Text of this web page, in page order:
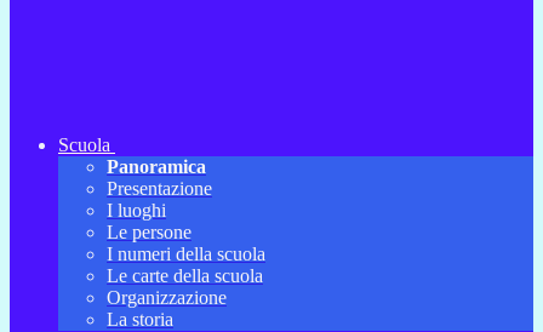
Scuola
Panoramica
Presentazione
I luoghi
Le persone
I numeri della scuola
Le carte della scuola
Organizzazione
La storia